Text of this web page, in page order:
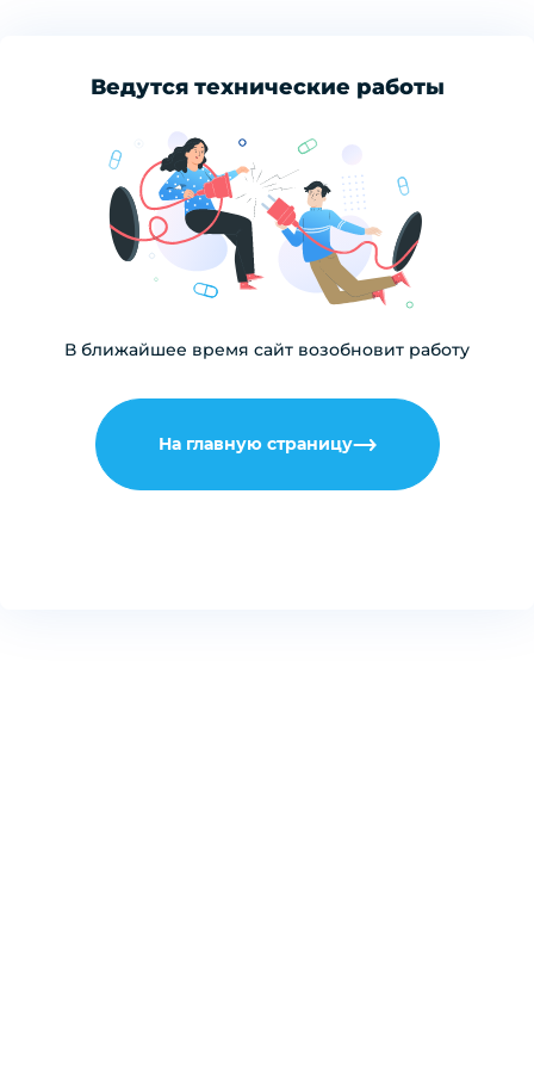
Ведутся технические работы
В ближайшее время сайт возобновит работу
На главную страницу